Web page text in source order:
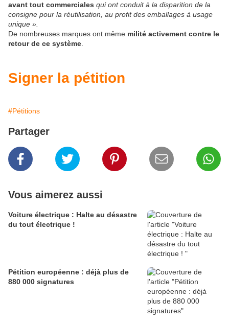
avant tout commerciales qui ont conduit à la disparition de la
consigne pour la réutilisation, au profit des emballages à usage
unique ».
De nombreuses marques ont même milité activement contre le
retour de ce système
Signer la pétition
#Pétitions
Partager
Vous aimerez aussi
Voiture électrique : Halte au désastre
du tout électrique !
Pétition européenne : déjà plus de
880 000 signatures